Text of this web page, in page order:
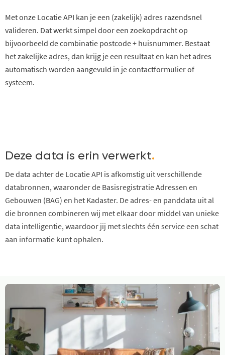
Met onze Locatie API kan je een (zakelijk) adres razendsnel
valideren. Dat werkt simpel dooreen zoekopdracht op
bijvoorbeeld de combinatie postcode + huisnummer. Bestaat
het zakelijke adres, dan krijg je een resultaaten kan het adres
automatisch worden aangevuld in je contactformulier of
systeem.
Deze data is erin verwerkt.
De data achter de Locatie API is afkomstig uit verschillende
databronnen, waaronder de Basisregistratie Adressen en
Gebouwen (BAG) en het Kadaster. De adres- en panddata uit al
die bronnen combineren wij met elkaar door middel van unieke
data intelligentie, waardoor jij met slechts één service een schat
aan informatie kunt ophalen.